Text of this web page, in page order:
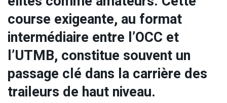
course exigeante, au format
intermédiaire entre l’OCC et
l’UTMB, constitue souvent un
passage clé dans la carrière des
traileurs de haut niveau.